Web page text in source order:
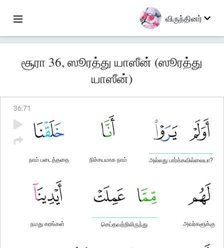
விருந்தினர்
சூரா 36, ஸூரத்து யாஸீன் (ஸூரத்து
யாஸீன்)
36:71
அல்லது பார்க்கவில்லையா?
நிச்சயமாக நாம்
நாம் படைத்ததை
அவர்களுக்கு
செய்தவற்றிலிருந்து
நமது கரங்கள்